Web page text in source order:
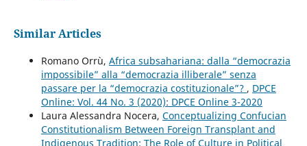
Similar Articles
Romano Orrù, Africa subsahariana: dalla “democrazia
impossibile” alla “democrazia illiberale” senza
passare per la “democrazia costituzionale”? , DPCE
Online: Vol. 44 No. 3 (2020): DPCE Online 3-2020
Laura Alessandra Nocera, Conceptualizing Confucian
Constitutionalism Between Foreign Transplant and
Indigenous Tradition: The Role of Culture in Political